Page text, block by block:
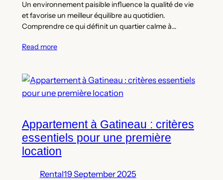
Un environnement paisible influence la qualité de vie
et favorise un meilleur équilibre au quotidien.
Comprendre ce qui définit un quartier calme à…
Read more
Appartement à Gatineau : critères
essentiels pour une première
location
Rental19 September 2025